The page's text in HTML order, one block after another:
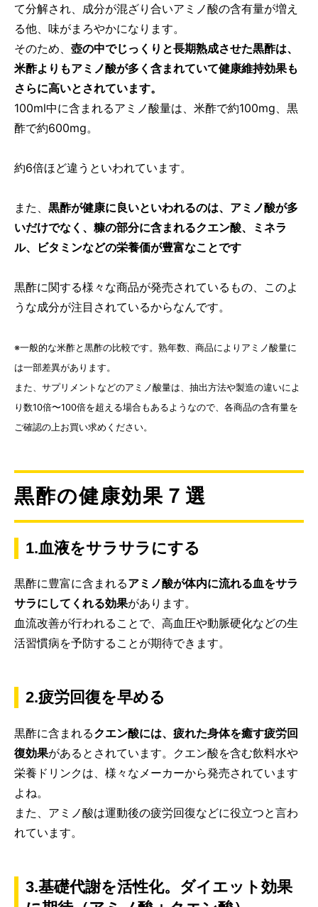
て分解され、成分が混ざり合いアミノ酸の含有量が増え
る他、味がまろやかになります。
そのため、 壺の中でじっくりと長期熟成させた黒酢は、
米酢よりもアミノ酸が多く含まれていて健康維持効果も
さらに高いとされています。
100ml中に含まれるアミノ酸量は、米酢で約100mg、黒
酢で約600mg。
約6倍ほど違うといわれています。
また、 黒酢が健康に良いといわれるのは、アミノ酸が多
いだけでなく、糠の部分に含まれるクエン酸、ミネラ
ル、ビタミンなどの栄養価が豊富なことです
黒酢に関する様々な商品が発売されているもの、このよ
うな成分が注目されているからなんです。
※一般的な米酢と黒酢の比較です。熟年数、商品によりアミノ酸量に
は一部差異があります。
また、サプリメントなどのアミノ酸量は、抽出方法や製造の違いによ
り数10倍〜100倍を超える場合もあるようなので、各商品の含有量を
ご確認の上お買い求めください。
黒酢の健康効果７選
1.血液をサラサラにする
黒酢に豊富に含まれるアミノ酸が体内に流れる血をサラ
サラにしてくれる効果があります。
血流改善が行われることで、高血圧や動脈硬化などの生
活習慣病を予防することが期待できます。
2.疲労回復を早める
黒酢に含まれるクエン酸には、疲れた身体を癒す疲労回
復効果があるとされています。クエン酸を含む飲料水や
栄養ドリンクは、様々なメーカーから発売されています
よね。
また、アミノ酸は運動後の疲労回復などに役立つと言わ
れています。
3.基礎代謝を活性化。ダイエット効果